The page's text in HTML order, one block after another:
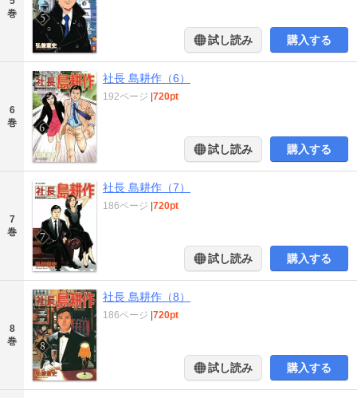
巻
試し読み 購入する
6
巻
社長 島耕作（6）
192ページ 720pt
試し読み 購入する
7
巻
社長 島耕作（7）
186ページ 720pt
試し読み 購入する
8
巻
社長 島耕作（8）
186ページ 720pt
試し読み 購入する